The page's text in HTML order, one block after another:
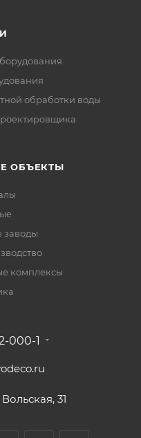
обработки воды
ОБЪЕКТЫ
заводы
комплексы
000-1
31